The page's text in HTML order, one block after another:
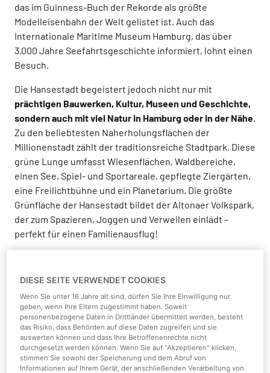
das im Guinness-Buch der Rekorde als größte
Modelleisenbahn der Welt gelistet ist. Auch das
Internationale Maritime Museum Hamburg, das über
3.000 Jahre Seefahrtsgeschichte informiert, lohnt einen
Besuch.
Die Hansestadt begeistert jedoch nicht nur mit
prächtigen Bauwerken, Kultur, Museen und Geschichte,
sondern auch mit viel Natur in Hamburg oder in der Nähe
Zu den beliebtesten Naherholungsflächen der
Millionenstadt zählt der traditionsreiche Stadtpark. Diese
grüne Lunge umfasst Wiesenflächen, Waldbereiche,
einen See, Spiel- und Sportareale, gepflegte Ziergärten,
eine Freilichtbühne und ein Planetarium. Die größte
Grünfläche der Hansestadt bildet der Altonaer Volkspark,
der zum Spazieren, Joggen und Verweilen einlädt –
perfekt für einen Familienausflug!
Umgebung schaffen bleibende Erinnerungen.
anschließend drei pädagogische Aktivitäten in der Natur
vor, die Familien mit Kindern in einem lehrreichen Umfeld
Spaß und Unterhaltung garantieren. Raus in die Natur,
rein ins Abenteuer!
DIESE SEITE VERWENDET COOKIES
Wenn Sie unter 16 Jahre alt sind, dürfen Sie Ihre Einwilligung nur
geben, wenn Ihre Eltern zugestimmt haben. Soweit
personenbezogene Daten in Drittländer übermittelt werden, besteht
das Risiko, dass Behörden auf diese Daten zugreifen und sie
auswerten können und dass Ihre Betroffenenrechte nicht
durchgesetzt werden können. Wenn Sie auf "Akzeptieren" klicken,
stimmen Sie sowohl der Speicherung und dem Abruf von
Informationen auf Ihrem Gerät, der anschließenden Verarbeitung von